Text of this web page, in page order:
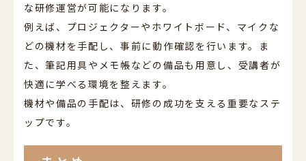
な研修運営が可能になります。
例えば、プロジェクターやホワイトボード、マイクな
どの機材を手配し、事前に動作確認を行います。ま
た、筆記用具やメモ帳などの備品も用意し、受講者が
快適に学べる環境を整えます。
機材や備品の手配は、研修の成功を支える重要なステ
ップです。